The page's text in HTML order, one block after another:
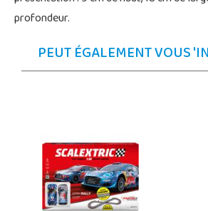
profondeur.
PEUT ÉGALEMENT VOUS